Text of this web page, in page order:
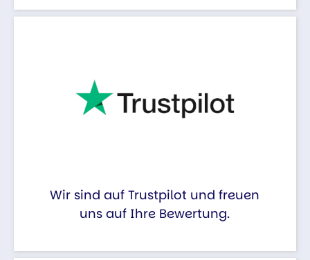
Wir sind auf Trustpilot und freuen
uns auf Ihre Bewertung.